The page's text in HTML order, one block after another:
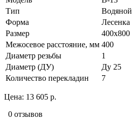
Тип
Водяной
Форма
Лесенка
Размер
400х800
Межосевое расстояние, мм 400
Диаметр резьбы
1
Диаметр (ДУ)
Ду 25
Количество перекладин
7
Цена: 13 605 р.
0 отзывов